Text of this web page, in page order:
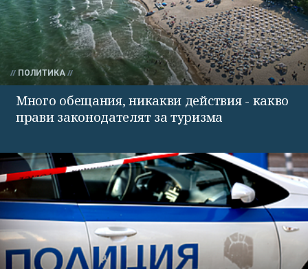
ПОЛИТИКА
Много обещания, никакви действия - какво
прави законодателят за туризма